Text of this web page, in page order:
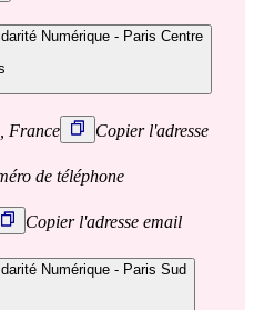
Numérique - Paris Centre
France Copier l'adresse
de téléphone
Copier l'adresse email
Numérique - Paris Sud